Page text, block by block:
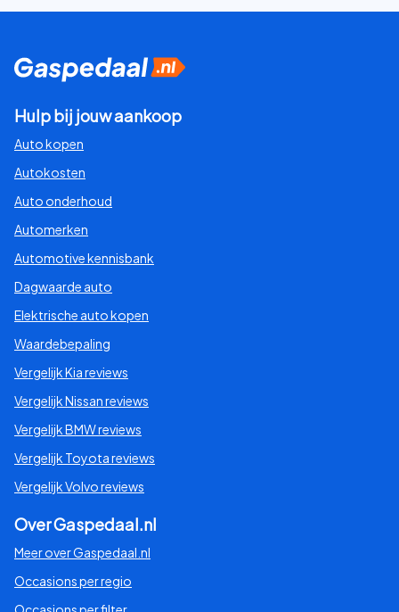
Hulp bij jouw aankoop
Auto kopen
Autokosten
Auto onderhoud
Automerken
Automotive kennisbank
Dagwaarde auto
Elektrische auto kopen
Waardebepaling
Vergelijk Kia reviews
Vergelijk Nissan reviews
Vergelijk BMW reviews
Vergelijk Toyota reviews
Vergelijk Volvo reviews
Over Gaspedaal.nl
Meer over Gaspedaal.nl
Occasions per regio